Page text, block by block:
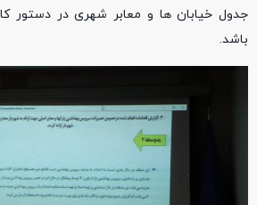
جدول خیابان ها و معابر شهری در دستور
باشد.